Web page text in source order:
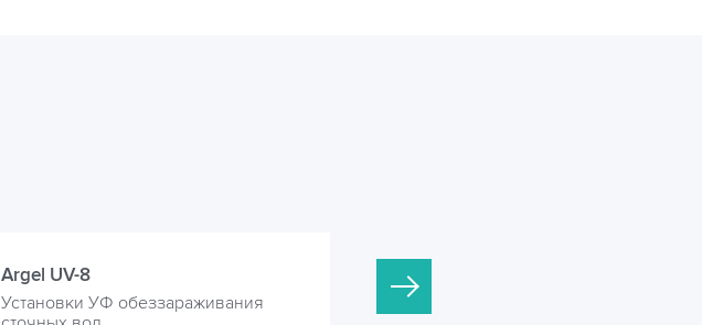
Argel UV-8
Установки УФ обеззараживания
Argel UV-10
Установки УФ обеззараживания